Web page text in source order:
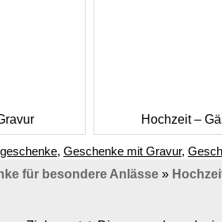
Hochzeit –
, Geschenke mit Gravur,
für besondere Anlässe »